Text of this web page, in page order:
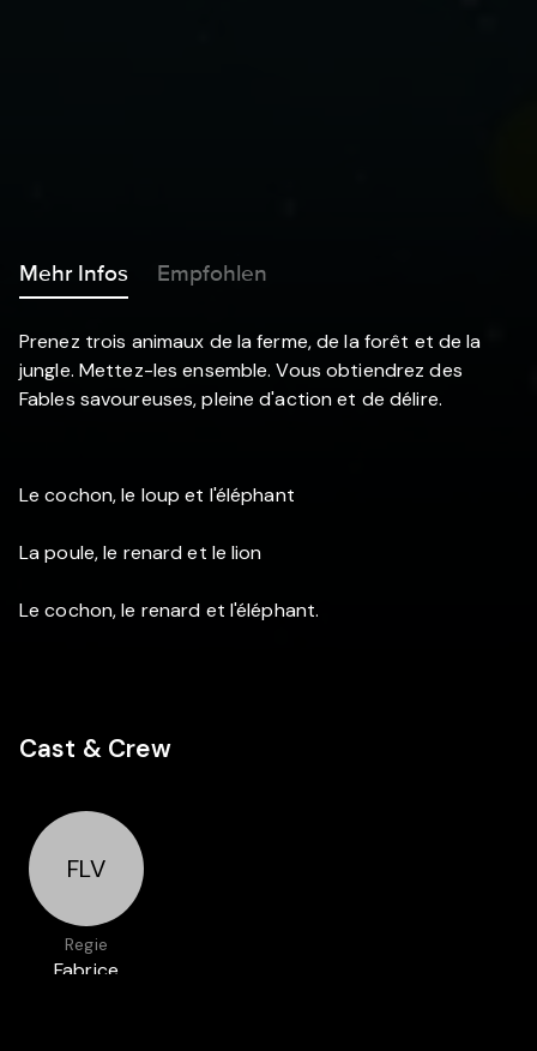
Mehr Infos Empfohlen
Prenez trois animaux de la ferme, de la forêt et de la
jungle. Mettez-les ensemble. Vous obtiendrez des
Fables savoureuses, pleine d'action et de délire.
Le cochon, le loup et l'éléphant
La poule, le renard et le lion
Le cochon, le renard et l'éléphant.
Cast & Crew
FLV
Regie
Fabrice